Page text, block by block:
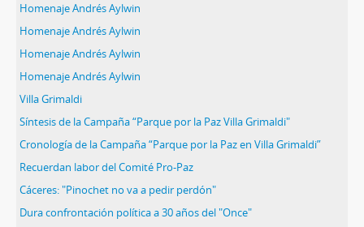
Homenaje Andrés Aylwin
Homenaje Andrés Aylwin
Homenaje Andrés Aylwin
Homenaje Andrés Aylwin
Villa Grimaldi
Síntesis de la Campaña “Parque por la Paz Villa Grimaldi"
Cronología de la Campaña “Parque por la Paz en Villa Grimaldi”
Recuerdan labor del Comité Pro-Paz
Cáceres: "Pinochet no va a pedir perdón"
Dura confrontación política a 30 años del "Once"